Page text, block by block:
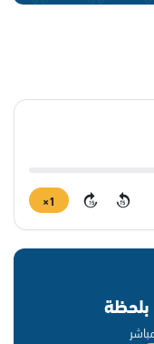
15
15
1×
بلحظة